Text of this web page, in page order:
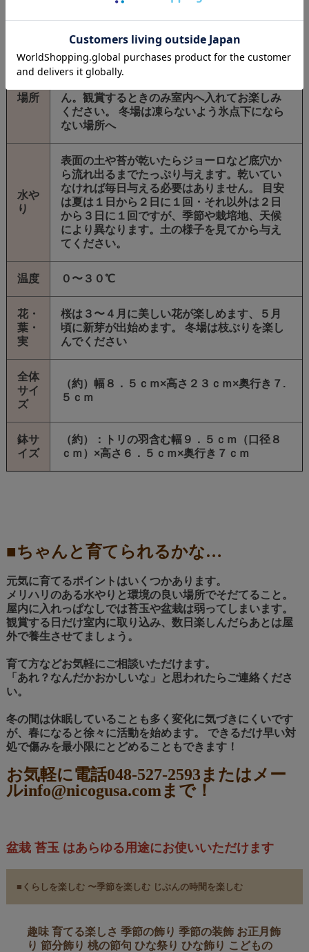
・肥料・・・約1年分
・育て方のしおり
場所
基本的に屋外で栽培します。日が当たる場所
で栽培します。（真夏の直射日光は避けてく
ん。観賞するときのみ室内へ入れてお楽しみ
ください。 冬場は凍らないよう氷点下になら
ない場所へ
水や
り
表面の土や苔が乾いたらジョーロなど底穴か
ら流れ出るまでたっぷり与えます。乾いてい
なければ毎日与える必要はありません。 目安
は夏は１日から２日に１回・それ以外は２日
から３日に１回ですが、季節や栽培地、天候
により異なります。土の様子を見てから与え
てください。
温度 ０〜３０℃
花・
葉・
実
桜は３〜４月に美しい花が楽しめます、５月
頃に新芽が出始めます。 冬場は枝ぶりを楽し
んでください
全体
サイ
ズ
（約）幅８．５ｃｍ×高さ２３ｃｍ×奥行き７.
５ｃｍ
鉢サ
イズ
（約）：トリの羽含む幅９．５ｃｍ（口径８
ｃｍ）×高さ６．５ｃｍ×奥行き７ｃｍ
■ちゃんと育てられるかな…
元気に育てるポイントはいくつかあります。
メリハリのある水やりと環境の良い場所でそだてること。
屋内に入れっぱなしでは苔玉や盆栽は弱ってしまいます。
観賞する日だけ室内に取り込み、数日楽しんだらあとは屋
外で養生させてましょう。
育て方などお気軽にご相談いただけます。
「あれ？なんだかおかしいな」と思われたらご連絡くださ
い。
冬の間は休眠していることも多く変化に気づきにくいです
が、春になると徐々に活動を始めます。 できるだけ早い対
処で傷みを最小限にとどめることもできます！
お気軽に電話048-527-2593またはメー
ルinfo@nicogusa.comまで！
盆栽 苔玉 はあらゆる用途にお使いいただけます
■くらしを楽しむ 〜季節を楽しむ じぶんの時間を楽しむ
趣味 育てる楽しさ 季節の飾り 季節の装飾 お正月飾
り 節分飾り 桃の節句 ひな祭り ひな飾り こどもの